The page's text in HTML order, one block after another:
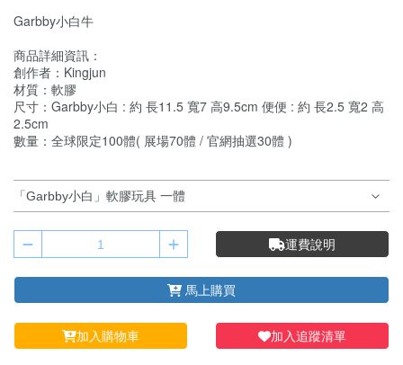
Garbby小白牛
商品詳細資訊：
創作者： Kingjun
材質： 軟膠
尺寸： Garbby小白 : 約 長11.5 寬7 高9.5cm 便便 : 約 長2.5 寬2 高
2.5cm
數量：全球限定100體( 展場70體 / 官網抽選30體 )
運費說明
馬上購買
加入購物車 加入追蹤清單